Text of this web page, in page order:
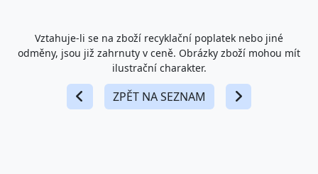
Vztahuje-li se na zboží recyklační poplatek nebo jiné
odměny, jsou již zahrnuty v ceně. Obrázky zboží mohou mít
ilustrační charakter.
ZPĚT NA SEZNAM